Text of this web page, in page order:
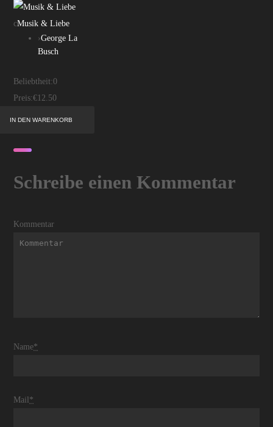
cMusik & Liebe
›George La
Busch
Beliebtheit:0
Preis:€12.50
Schreibe einen Kommentar
Kommentar
Name*
Mail*